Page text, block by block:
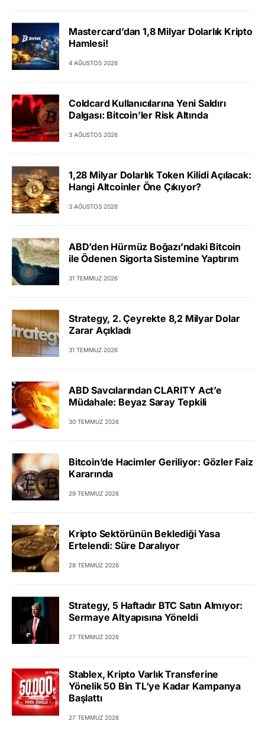
Mastercard’dan 1,8 Milyar Dolarlık Kripto
Hamlesi!
4 AĞUSTOS 2026
Coldcard Kullanıcılarına Yeni Saldırı
Dalgası: Bitcoin’ler Risk Altında
3 AĞUSTOS 2026
1,28 Milyar Dolarlık Token Kilidi Açılacak:
Hangi Altcoinler Öne Çıkıyor?
3 AĞUSTOS 2026
ABD’den Hürmüz Boğazı’ndaki Bitcoin
ile Ödenen Sigorta Sistemine Yaptırım
31 TEMMUZ 2026
Strategy, 2. Çeyrekte 8,2 Milyar Dolar
Zarar Açıkladı
31 TEMMUZ 2026
ABD Savcılarından CLARITY Act’e
Müdahale: Beyaz Saray Tepkili
30 TEMMUZ 2026
Bitcoin’de Hacimler Geriliyor: Gözler Faiz
Kararında
29 TEMMUZ 2026
Kripto Sektörünün Beklediği Yasa
Ertelendi: Süre Daralıyor
28 TEMMUZ 2026
Strategy, 5 Haftadır BTC Satın Almıyor:
Sermaye Altyapısına Yöneldi
27 TEMMUZ 2026
Stablex, Kripto Varlık Transferine
Yönelik 50 Bin TL’ye Kadar Kampanya
Başlattı
27 TEMMUZ 2026